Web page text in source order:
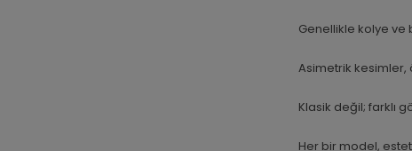
Genellikle kolye
Asimetrik
Klasik değil; farklı
Her bir model,